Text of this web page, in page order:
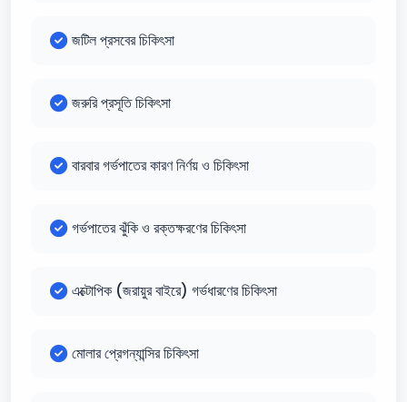
জটিল প্রসবের চিকিৎসা
জরুরি প্রসূতি চিকিৎসা
বারবার গর্ভপাতের কারণ নির্ণয় ও চিকিৎসা
গর্ভপাতের ঝুঁকি ও রক্তক্ষরণের চিকিৎসা
এক্টোপিক (জরায়ুর বাইরে) গর্ভধারণের চিকিৎসা
মোলার প্রেগন্যান্সির চিকিৎসা